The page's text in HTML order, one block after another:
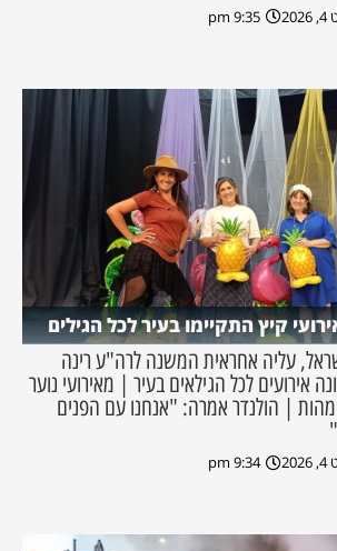
9:35 pm
קיץ התקיימו בעיר לכל הגילים
עליה אחראית המשנה לרה"ע רינה
אירועים לכל הגילאים בעיר | מאירועי נוער
| הולנדר אמרה: "אנחנו עם הפנים
9:34 pm